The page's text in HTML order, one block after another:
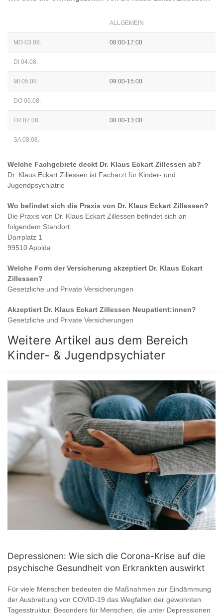
ALLGEMEIN
MO 03.08. 08:00-17:00
DI 04.08.
MI 05.08. 09:00-15:00
DO 06.08.
FR 07.08. 08:00-13:00
SA 08.08.
Welche Fachgebiete deckt Dr. Klaus Eckart Zillessen ab?
Dr. Klaus Eckart Zillessen ist Facharzt für Kinder- und
Jugendpsychiatrie
Wo befindet sich die Praxis von Dr. Klaus Eckart Zillessen?
Die Praxis von Dr. Klaus Eckart Zillessen befindet sich an
folgendem Standort:
Darrplatz 1
99510 Apolda
Welche Form der Versicherung akzeptiert Dr. Klaus Eckart
Zillessen?
Gesetzliche und Private Versicherungen
Akzeptiert Dr. Klaus Eckart Zillessen Neupatient:innen?
Gesetzliche und Private Versicherungen
Weitere Artikel aus dem Bereich
Kinder- & Jugendpsychiater
Depressionen: Wie sich die Corona-Krise auf die
psychische Gesundheit von Erkrankten auswirkt
Für viele Menschen bedeuten die Maßnahmen zur Eindämmung
der Ausbreitung von COVID-19 das Wegfallen der gewohnten
Tagesstruktur. Besonders für Menschen, die unter Depressionen